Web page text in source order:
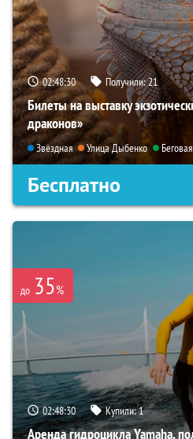
02:48:29 Получили:21
Билеты на выставку
драконов»
Звёздная Улица Дыбенко Беговая
Бесплатно
до 35%
02:48:29 Купили:1
Аренда гидроцикла Yamaha,